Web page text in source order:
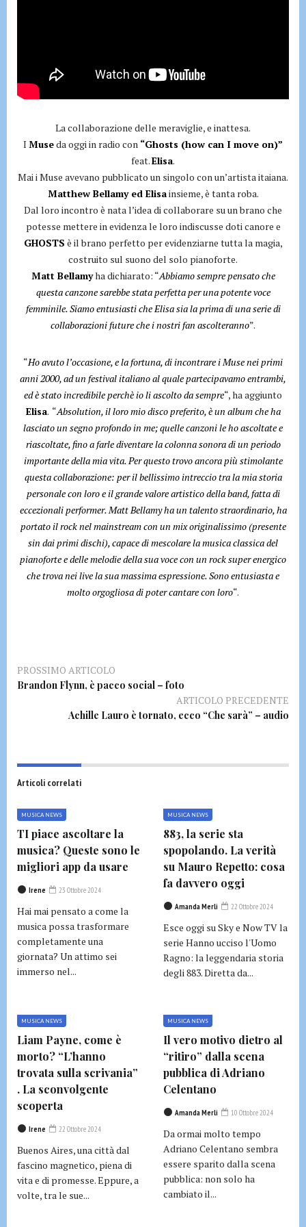
La collaborazione delle meraviglie, e inattesa.
I Museda oggi in radio con “Ghosts (how can I move on)”
feat.Elisa.
Mai i Muse avevano pubblicato un singolo con un’artista itaiana.
Matthew Bellamy ed Elisainsieme, è tanta roba.
Dal loro incontro è nata l’idea di collaborare su un brano che
potesse mettere in evidenza le loro indiscusse doti canore e
GHOSTS è il brano perfetto per evidenziarne tutta la magia,
costruito sul suono del solo pianoforte.
Matt Bellamyha dichiarato: “Abbiamo sempre pensato che
questa canzone sarebbe stata perfetta per una potente voce
femminile. Siamo entusiasti che Elisa sia la prima di una serie di
collaborazioni future che i nostri fan ascolteranno”.
“Ho avuto l’occasione, e la fortuna, di incontrare i Muse nei primi
anni 2000, ad un festival italiano al quale partecipavamo entrambi,
ed è stato incredibile perchè io li ascolto da sempre“, ha aggiunto
Elisa. “Absolution, il loro mio disco preferito, è un album che ha
lasciato un segno profondo in me; quelle canzoni le ho ascoltate e
riascoltate, fino a farle diventare la colonna sonora di un periodo
importante della mia vita. Per questo trovo ancora più stimolante
questa collaborazione: per il bellissimo intreccio tra la mia storia
personale con loro e il grande valore artistico della band, fatta di
eccezionali performer. Matt Bellamy ha un talento straordinario, ha
portato il rock nel mainstream con un mix originalissimo (presente
sin dai primi dischi), capace di mescolare la musica classica del
pianoforte e delle melodie della sua voce con un rock super energico
che trova nei live la sua massima espressione. Sono entusiasta e
molto orgogliosa di poter cantare con loro“.
PROSSIMO ARTICOLO
Brandon Flynn, è pacco social – foto
ARTICOLO PRECEDENTE
Achille Lauro è tornato, ecco “Che sarà” – audio
Articoli correlati
MUSICA NEWS
TI piace ascoltare la
musica? Queste sono le
migliori app da usare
Irene 23 Ottobre 2024
Hai mai pensato a come la
musica possa trasformare
completamente una
giornata? Un attimo sei
immerso nel...
MUSICA NEWS
883, la serie sta
spopolando. La verità
su Mauro Repetto: cosa
fa davvero oggi
Amanda Merli 22 Ottobre 2024
Esce oggi su Sky e Now TV la
serie Hanno ucciso l'Uomo
Ragno: la leggendaria storia
degli 883. Diretta da...
MUSICA NEWS
Liam Payne, come è
morto? “L’hanno
trovata sulla scrivania”
. La sconvolgente
scoperta
Irene 22 Ottobre 2024
Buenos Aires, una città dal
fascino magnetico, piena di
vita e di promesse. Eppure, a
volte, tra le sue...
MUSICA NEWS
Il vero motivo dietro al
“ritiro” dalla scena
pubblica di Adriano
Celentano
Amanda Merli 10 Ottobre 2024
Da ormai molto tempo
Adriano Celentano sembra
essere sparito dalla scena
pubblica: non solo ha
cambiato il...